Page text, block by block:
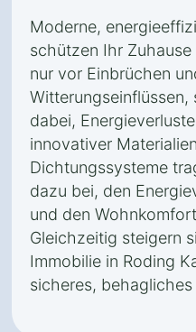
Moderne,
schützen Ihr
nur vor Einbrüchen
Witterungseinflüssen,
dabei,
innovativer
Dichtungssysteme
dazu bei, den
und den
Gleichzeitig steigern
Immobilie in Roding
sicheres,